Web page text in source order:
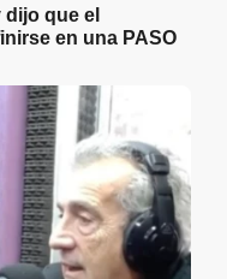
que el
en una PASO